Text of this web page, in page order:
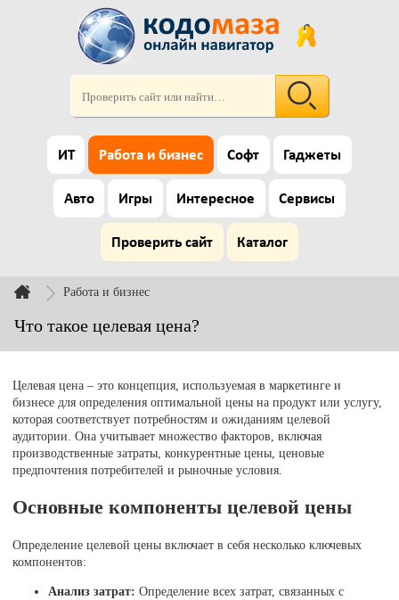
ИТ Работа и бизнес Софт Гаджеты
Авто Игры Интересное Сервисы
Проверить сайт Каталог
Работа и бизнес
Что такое целевая цена?
Целевая цена – это концепция, используемая в маркетинге и
бизнесе для определения оптимальной цены на продукт или услугу,
которая соответствует потребностям и ожиданиям целевой
аудитории. Она учитывает множество факторов, включая
производственные затраты, конкурентные цены, ценовые
предпочтения потребителей и рыночные условия.
Основные компоненты целевой цены
Определение целевой цены включает в себя несколько ключевых
компонентов:
Анализ затрат: Определение всех затрат, связанных с